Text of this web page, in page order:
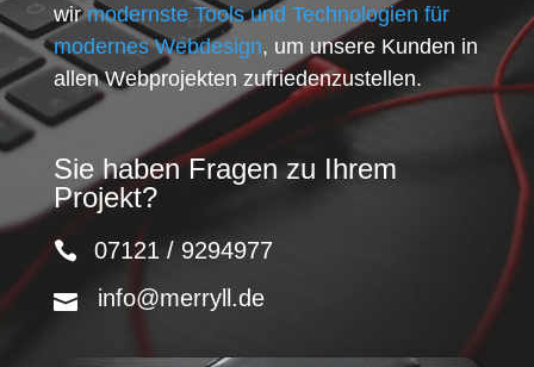
wirmodernste Tools und Technologien für
modernes Webdesign, um unsere Kunden in
allen Webprojekten zufriedenzustellen.
Sie haben Fragen zu Ihrem
Projekt?
07121 / 9294977
info@merryll.de